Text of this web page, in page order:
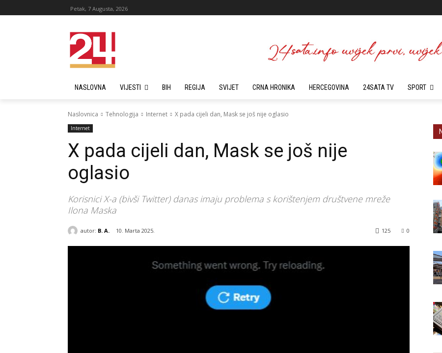
Petak, 7 Augusta, 2026
NASLOVNA VIJESTI BIH REGIJA SVIJET CRNA HRONIKA HERCEGOVINA 24SATA TV SPORT
Naslovnica Tehnologija Internet X pada cijeli dan, Mask se još nije oglasio
Internet
X pada cijeli dan, Mask se još nije
oglasio
Korisnici X-a (bivši Twitter) danas imaju problema s korištenjem društvene mreže
Ilona Maska
autor: B. A. 10. Marta 2025. 0
125